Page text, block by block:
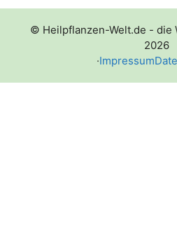
© Heilpflanzen-Welt.de - die
2026
·Impressum